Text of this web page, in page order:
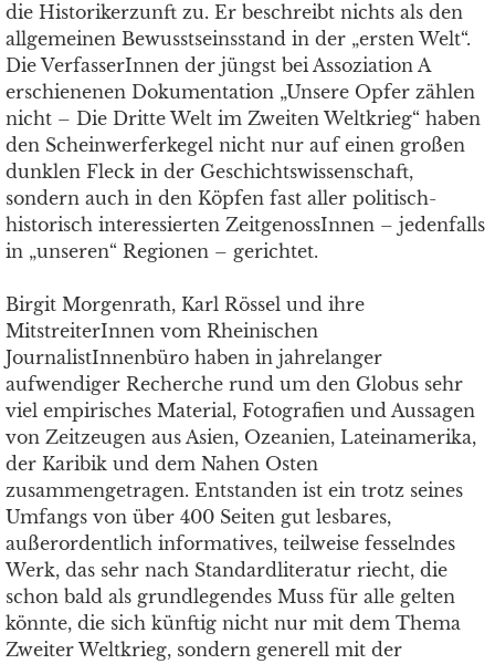
die Historikerzunft zu. Er beschreibt nichts als den
allgemeinen Bewusstseinsstand in der „ersten Welt“.
Die VerfasserInnen der jüngst bei Assoziation A
erschienenen Dokumentation „Unsere Opfer zählen
nicht – Die Dritte Welt im Zweiten Weltkrieg“ haben
den Scheinwerferkegel nicht nur auf einen großen
dunklen Fleck in der Geschichtswissenschaft,
sondern auch in den Köpfen fast aller politisch-
historisch interessierten ZeitgenossInnen – jedenfalls
in „unseren“ Regionen – gerichtet.
Birgit Morgenrath, Karl Rössel und ihre
MitstreiterInnen vom Rheinischen
JournalistInnenbüro haben in jahrelanger
aufwendiger Recherche rund um den Globus sehr
viel empirisches Material, Fotografien und Aussagen
von Zeitzeugen aus Asien, Ozeanien, Lateinamerika,
der Karibik und dem Nahen Osten
zusammengetragen. Entstanden ist ein trotz seines
Umfangs von über 400 Seiten gut lesbares,
außerordentlich informatives, teilweise fesselndes
Werk, das sehr nach Standardliteratur riecht, die
schon bald als grundlegendes Muss für alle gelten
könnte, die sich künftig nicht nur mit dem Thema
Zweiter Weltkrieg, sondern generell mit der